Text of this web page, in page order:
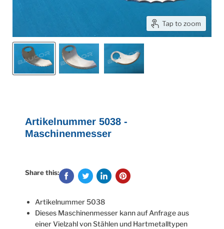
Tap to zoom
Artikelnummer 5038 -
Maschinenmesser
Share this:
Artikelnummer 5038
Dieses Maschinenmesser kann auf Anfrage aus
einer Vielzahl von Stählen und Hartmetalltypen